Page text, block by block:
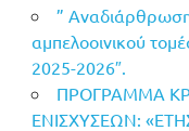
”
αμπελοοινικού
2025-2026″.
ΠΡΟΓΡΑΜΜΑ
ΕΝΙΣΧΥΣΕΩΝ: